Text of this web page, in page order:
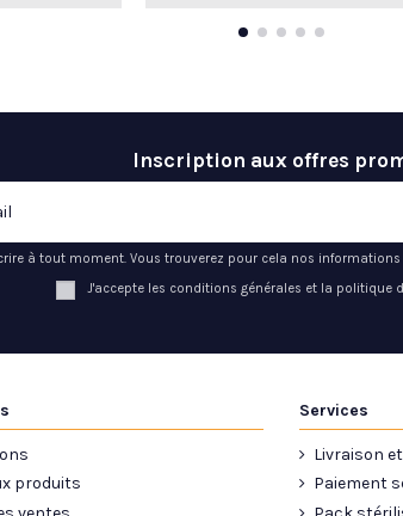
Inscription aux offres
à tout moment. Vous trouverez pour cela nos
J'accepte les conditions générales et la politique
produits
Services
Livraison
Paiement